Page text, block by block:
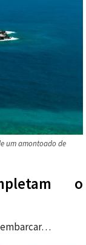
um amontoado de
o